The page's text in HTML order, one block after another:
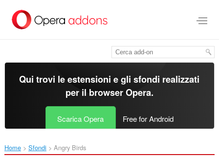
contenuto
Qui trovi le estensioni e gli sfondi realizzati
per il browser Opera.
Scarica Opera Free for Android
Home Sfondi Angry Birds‎